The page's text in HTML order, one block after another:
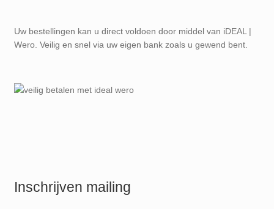
Uw bestellingen kan u direct voldoen door middel van iDEAL |
Wero. Veilig en snel via uw eigen bank zoals u gewend bent.
Inschrijven mailing